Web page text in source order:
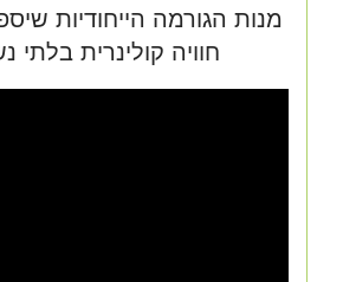
מנות הגורמה הייחודיות
חוויה קולינרית בלתי